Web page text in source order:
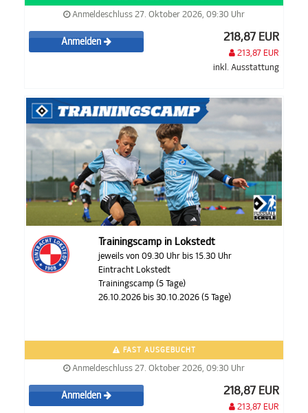
Anmeldeschluss 27. Oktober 2026, 09:30 Uhr
Anmelden 218,87 EUR
213,87 EUR
inkl. Ausstattung
Trainingscamp in Lokstedt
jeweils von 09.30 Uhr bis 15.30 Uhr
Eintracht Lokstedt
Trainingscamp (5 Tage)
26.10.2026 bis 30.10.2026 (5 Tage)
FAST AUSGEBUCHT
Anmeldeschluss 27. Oktober 2026, 09:30 Uhr
Anmelden 218,87 EUR
213,87 EUR